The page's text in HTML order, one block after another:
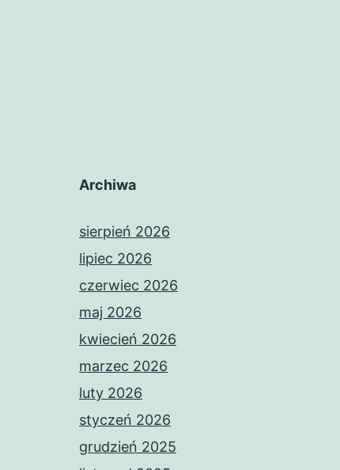
Archiwa
sierpień 2026
lipiec 2026
czerwiec 2026
maj 2026
kwiecień 2026
marzec 2026
luty 2026
styczeń 2026
grudzień 2025